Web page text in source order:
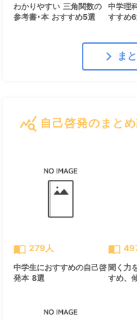
わかりやすい 三角関数の
参考書･本 おすすめ5選
中学理
すすめ
chevron_right ま
query_stats 自己啓発のまと
import_contacts 279人
中学生におすすめの自己啓
発本 8選
import_contacts
聞く力
すめ、